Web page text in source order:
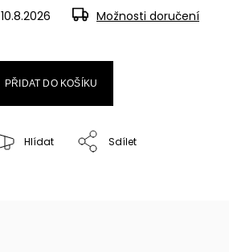
10.8.2026 Možnosti doručení
PŘIDAT DO KOŠÍKU
Hlídat Sdílet